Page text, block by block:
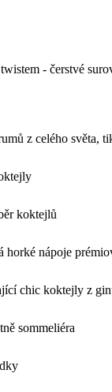
- čerstvé
z celého světa,
koktejlů
nápoje
chic koktejly z
sommeliéra